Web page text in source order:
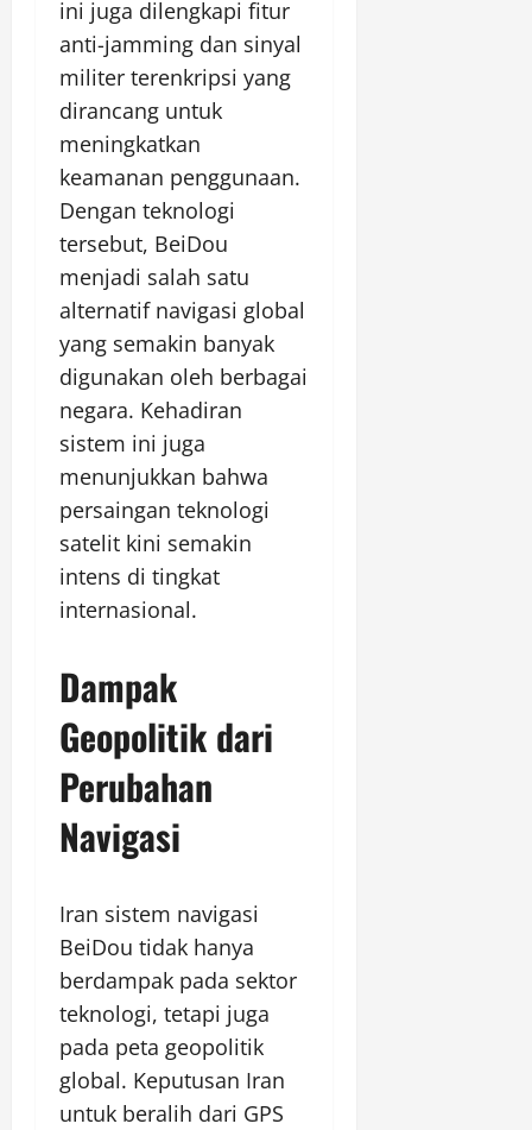
ini juga dilengkapi fitur
anti-jamming dan sinyal
militer terenkripsi yang
dirancang untuk
meningkatkan
keamanan penggunaan.
Dengan teknologi
tersebut, BeiDou
menjadi salah satu
alternatif navigasi global
yang semakin banyak
digunakan oleh berbagai
negara. Kehadiran
sistem ini juga
menunjukkan bahwa
persaingan teknologi
satelit kini semakin
intens di tingkat
internasional.
Dampak
Geopolitik dari
Perubahan
Navigasi
Iran sistem navigasi
BeiDou tidak hanya
berdampak pada sektor
teknologi, tetapi juga
pada peta geopolitik
global. Keputusan Iran
untuk beralih dari GPS